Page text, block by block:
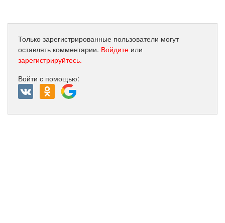
Только зарегистрированные пользователи могут
оставлять комментарии. Войдите или
зарегистрируйтесь.
Войти с помощью: